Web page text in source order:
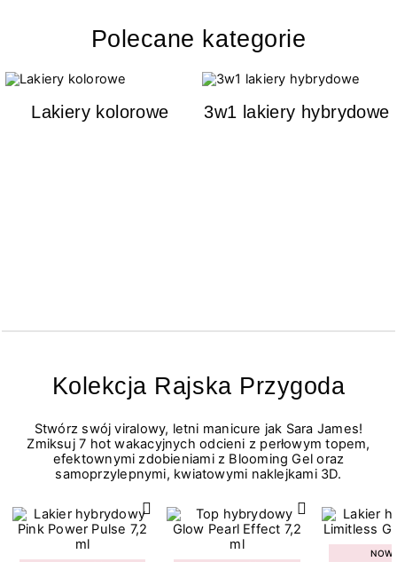
Polecane kategorie
Lakiery kolorowe 3w1 lakiery hybrydowe
Kolekcja Rajska Przygoda
Stwórz swój viralowy, letni manicure jak Sara James!
Zmiksuj 7 hot wakacyjnych odcieni z perłowym topem,
efektownymi zdobieniami z Blooming Gel oraz
samoprzylepnymi, kwiatowymi naklejkami 3D.